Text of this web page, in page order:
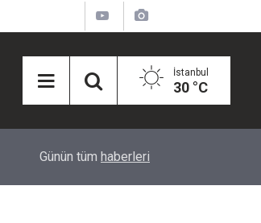
İstanbul
30 °C
Eğiti Bir Sen'den Kadınlar İçin Olay Teklif:
Günün tüm haberleri